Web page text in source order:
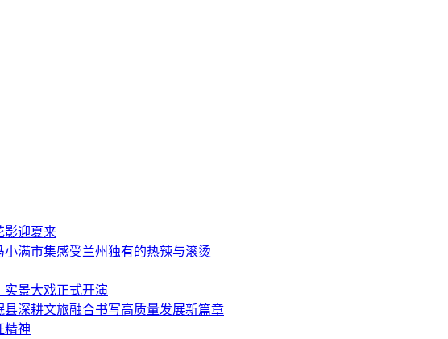
迎夏来
满市集感受兰州独有的热辣与滚烫
景大戏正式开演
耕文旅融合书写高质量发展新篇章
精神